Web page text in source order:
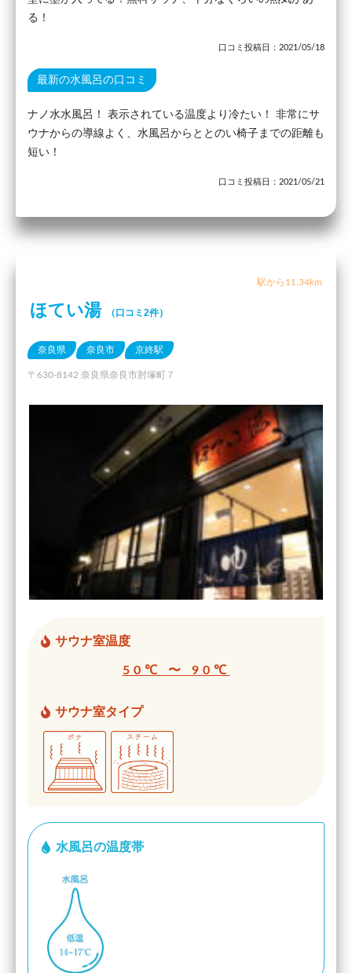
る！
口コミ投稿日：2021/05/18
最新の水風呂の口コミ
ナノ水水風呂！ 表示されている温度より冷たい！ 非常にサ
ウナからの導線よく、水風呂からととのい椅子までの距離も
短い！
口コミ投稿日：2021/05/21
駅から11.34km
ほてい湯 （口コミ2件）
奈良県 奈良市 京終駅
〒630-8142 奈良県奈良市肘塚町７
サウナ室温度
50℃ 〜 90℃
サウナ室タイプ
水風呂の温度帯